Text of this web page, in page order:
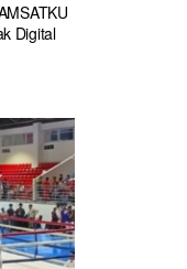
Digital